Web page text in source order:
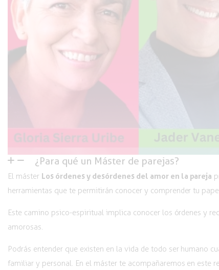
¿Para qué un Máster de parejas?
El máster Los órdenes y desórdenes del amor en la pareja
herramientas que te permitirán conocer y comprender tu
Este camino psico-espiritual implica conocer los órdenes y
amorosas.
Podrás entender que existen en la vida de todo ser humano
familiar y personal. En el máster te acompañaremos en este